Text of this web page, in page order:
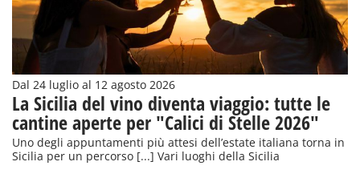
Dal 24 luglio al 12 agosto 2026
La Sicilia del vino diventa viaggio: tutte le
cantine aperte per "Calici di Stelle 2026"
Uno degli appuntamenti più attesi dell’estate italiana torna in
Sicilia per un percorso [...] Vari luoghi della Sicilia